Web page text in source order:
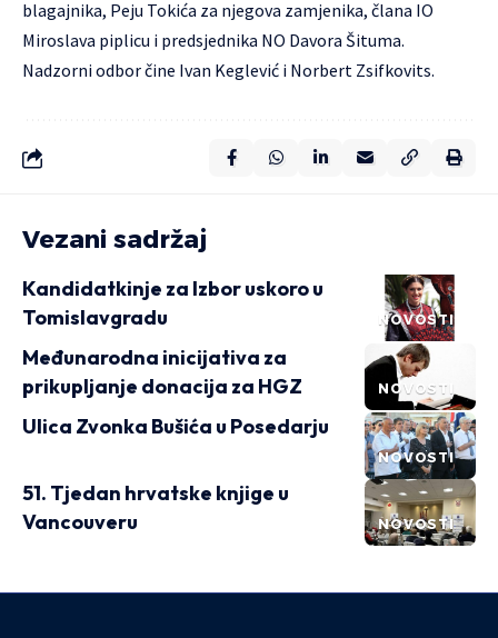
blagajnika, Peju Tokića za njegova zamjenika, člana IO
Miroslava piplicu i predsjednika NO Davora Šituma.
Nadzorni odbor čine Ivan Keglević i Norbert Zsifkovits.
Vezani sadržaj
NOVOSTI
Kandidatkinje za Izbor uskoro u
Tomislavgradu
NOVOSTI
Međunarodna inicijativa za
prikupljanje donacija za HGZ
NOVOSTI
Ulica Zvonka Bušića u Posedarju
NOVOSTI
51. Tjedan hrvatske knjige u
Vancouveru